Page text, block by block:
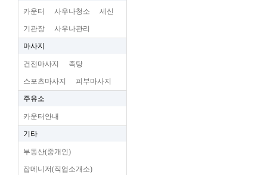
카운터 사우나청소 세신
기관장 사우나관리
마사지
건전마사지 족탕
스포츠마사지 피부마사지
주유소
카운터안내
기타
부동산(중개인)
잡메니저(직업소개소)